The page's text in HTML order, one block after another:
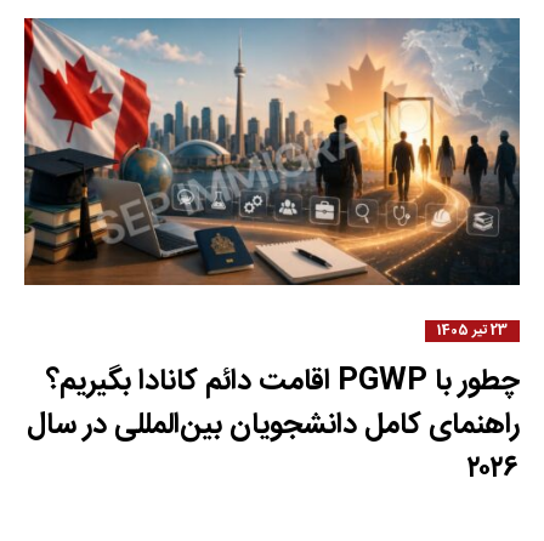
23 تیر 1405
چطور با PGWP اقامت دائم کانادا بگیریم؟
راهنمای کامل دانشجویان بین‌المللی در سال
۲۰۲۶